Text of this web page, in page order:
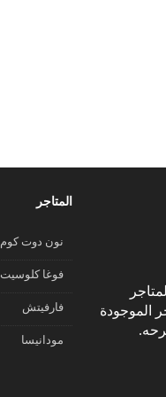
الموجودة
المتاجر
نون دوت كوم
فوغا كلوسيت
فارفيتش
مودانيسا